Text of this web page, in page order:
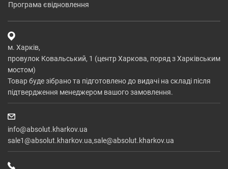
програма євідновлення
м. Харків,
провулок Ковальський, 1 (центр Харкова, поряд з Харківським
мостом)
Товар буде зібрано та підготовлено до видачі на складі після
підтвердження менеджером вашого замовлення.
info@absolut.kharkov.ua
sale1@absolut.kharkov.ua,sale@absolut.kharkov.ua